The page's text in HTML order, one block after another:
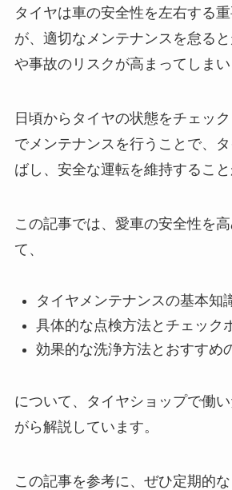
タイヤは車の安全性を左右する
が、適切なメンテナンスを怠る
や事故のリスクが高まってしまい
日頃からタイヤの状態をチェッ
でメンテナンスを行うことで、
ばし、安全な運転を維持すること
この記事では、愛車の安全性を
て、
タイヤメンテナンスの基本知
具体的な点検方法とチェック
効果的な洗浄方法とおすすめ
について、タイヤショップで働
がら解説しています。
この記事を参考に、ぜひ定期的